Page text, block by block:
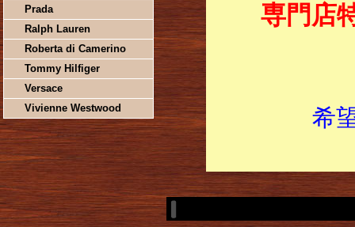
Prada
Ralph Lauren
Roberta di Camerino
Tommy Hilfiger
Versace
Vivienne Westwood
専門店
希